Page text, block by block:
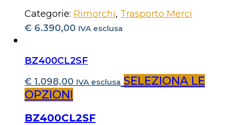
Categorie: Rimorchi, Trasporto Merci
€ 6.390,00 IVA esclusa
BZ400CL2SF
€ 1.098,00 IVA esclusa SELEZIONA LE
OPZIONI
BZ400CL2SF